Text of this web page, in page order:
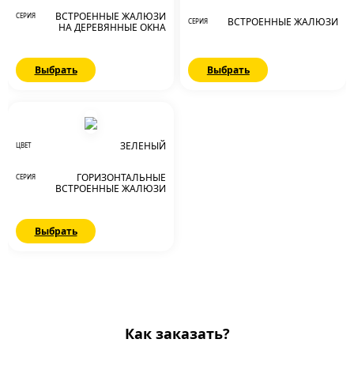
СЕРИЯ
ВСТРОЕННЫЕ ЖАЛЮЗИ
НА ДЕРЕВЯННЫЕ ОКНА
Выбрать
СЕРИЯ ВСТРОЕННЫЕ ЖАЛЮЗИ
Выбрать
ЦВЕТ ЗЕЛЕНЫЙ
СЕРИЯ
ГОРИЗОНТАЛЬНЫЕ
ВСТРОЕННЫЕ ЖАЛЮЗИ
Выбрать
Как заказать?